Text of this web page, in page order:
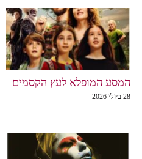
המסע המופלא לעץ הקסמים
28 ביולי 2026